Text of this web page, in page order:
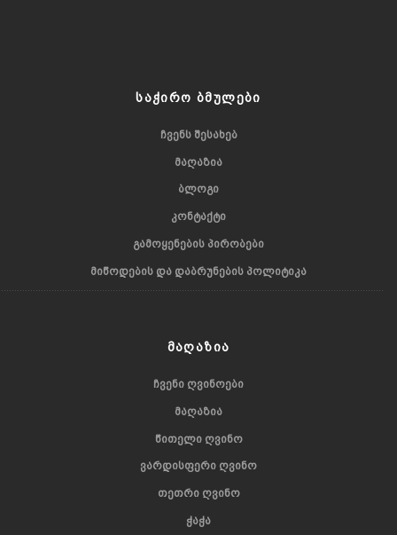
ᲡᲐᲭᲘᲠᲝ ᲑᲛᲣᲚᲔᲑᲘ
ᲩᲕᲔᲜᲡ ᲨᲔᲡᲐᲮᲔᲑ
ᲛᲐᲦᲐᲖᲘᲐ
ᲑᲚᲝᲒᲘ
ᲙᲝᲜᲢᲐᲥᲢᲘ
ᲒᲐᲛᲝᲧᲔᲜᲔᲑᲘᲡ ᲞᲘᲠᲝᲑᲔᲑᲘ
ᲛᲘᲬᲝᲓᲔᲑᲘᲡ ᲓᲐ ᲓᲐᲑᲠᲣᲜᲔᲑᲘᲡ ᲞᲝᲚᲘᲢᲘᲙᲐ
ᲛᲐᲦᲐᲖᲘᲐ
ᲩᲕᲔᲜᲘ ᲦᲕᲘᲜᲝᲔᲑᲘ
ᲛᲐᲦᲐᲖᲘᲐ
ᲬᲘᲗᲔᲚᲘ ᲦᲕᲘᲜᲝ
ᲕᲐᲠᲓᲘᲡᲤᲔᲠᲘ ᲦᲕᲘᲜᲝ
ᲗᲔᲗᲠᲘ ᲦᲕᲘᲜᲝ
ᲭᲐᲭᲐ